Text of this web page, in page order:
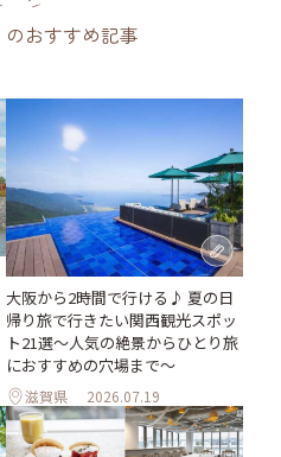
のおすすめ記事
大阪から2時間で行ける♪ 夏の日
帰り旅で行きたい関西観光スポッ
ト21選～人気の絶景からひとり旅
におすすめの穴場まで～
滋賀県 2026.07.19